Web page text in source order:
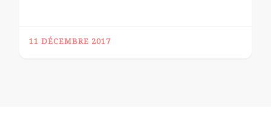
11 DÉCEMBRE 2017